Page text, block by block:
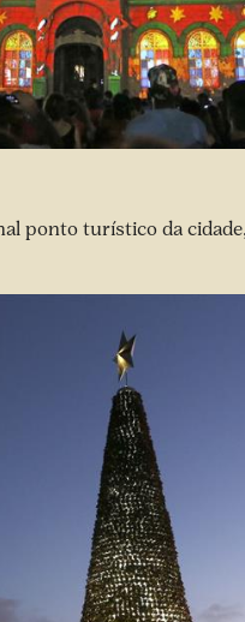
ponto turístico da